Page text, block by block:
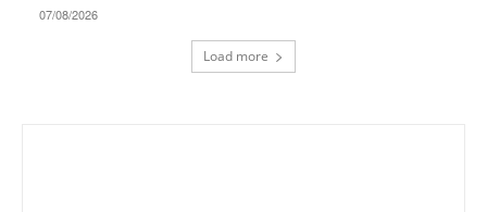
07/08/2026
Load more